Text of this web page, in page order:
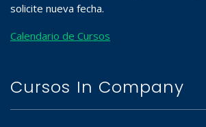
solicite nueva fecha.
Calendario de Cursos
Cursos In Company